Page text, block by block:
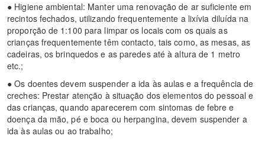
● Higiene ambiental: Manter uma renovação de ar suficiente em
recintos fechados, utilizando frequentemente a lixívia diluída na
proporção de 1:100 para limpar os locais com os quais as
crianças frequentemente têm contacto, tais como, as mesas, as
cadeiras, os brinquedos e as paredes até à altura de 1 metro
etc.;
● Os doentes devem suspender a ida às aulas e a frequência de
creches: Prestar atenção à situação dos elementos do pessoal e
das crianças, quando aparecerem com sintomas de febre e
doença da mão, pé e boca ou herpangina, devem suspender a
ida às aulas ou ao trabalho;